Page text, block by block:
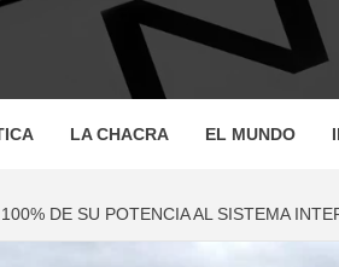
LA CHACRA EL MUNDO
DE SU POTENCIA AL SISTEMA